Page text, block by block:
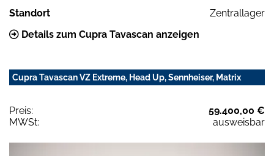
Standort
Zentrallager
Details zum Cupra Tavascan anzeigen
Cupra Tavascan VZ Extreme, Head Up, Sennheiser, Matrix
Preis:
59.400,00 €
MWSt:
ausweisbar